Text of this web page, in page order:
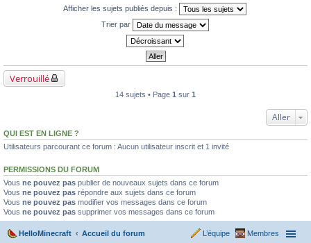
Afficher les sujets publiés depuis :
Trier par
Verrouillé
14 sujets • Page 1 sur 1
Aller
QUI EST EN LIGNE ?
Utilisateurs parcourant ce forum : Aucun utilisateur inscrit et 1 invité
PERMISSIONS DU FORUM
Vous ne pouvez pas publier de nouveaux sujets dans ce forum
Vous ne pouvez pas répondre aux sujets dans ce forum
Vous ne pouvez pas modifier vos messages dans ce forum
Vous ne pouvez pas supprimer vos messages dans ce forum
HelloMinecraft Accueil du forum Membres
L’équipe